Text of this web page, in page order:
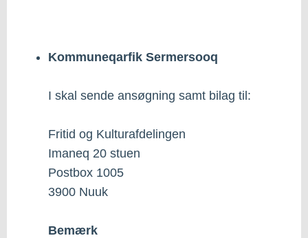
Kommuneqarfik Sermersooq
I skal sende ansøgning samt bilag til:
Fritid og Kulturafdelingen
Imaneq 20 stuen
Postbox 1005
3900 Nuuk
Bemærk